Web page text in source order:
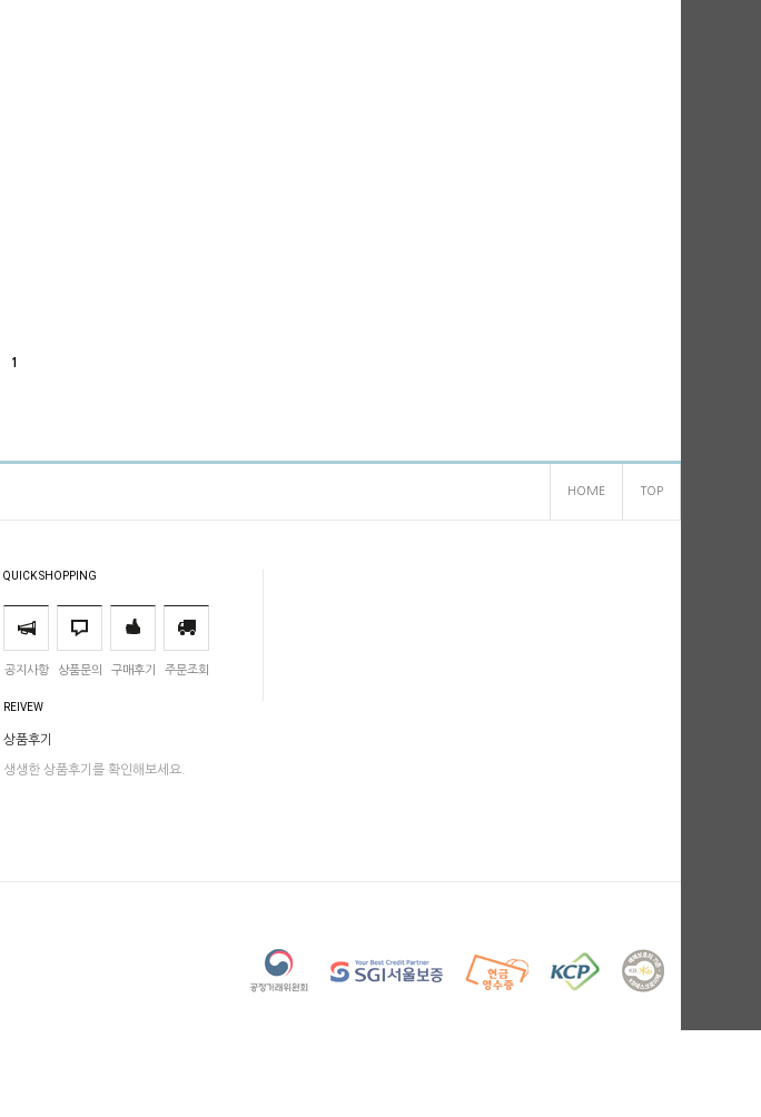
1
TOP
HOME
QUICK SHOPPING
공지사항 상품문의 구매후기 주문조회
REIVEW
상품후기
생생한 상품후기를 확인해보세요.